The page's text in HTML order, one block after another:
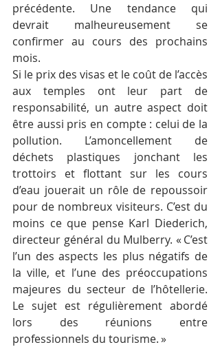
précédente. Une tendance qui
devrait malheureusement se
confirmer au cours des prochains
mois.
Si le prix des visas et le coût de l’accès
aux temples ont leur part de
responsabilité, un autre aspect doit
être aussi pris en compte : celui de la
pollution. L’amoncellement de
déchets plastiques jonchant les
trottoirs et flottant sur les cours
d’eau jouerait un rôle de repoussoir
pour de nombreux visiteurs. C’est du
moins ce que pense Karl Diederich,
directeur général du Mulberry. « C’est
l’un des aspects les plus négatifs de
la ville, et l’une des préoccupations
majeures du secteur de l’hôtellerie.
Le sujet est régulièrement abordé
lors des réunions entre
professionnels du tourisme. »